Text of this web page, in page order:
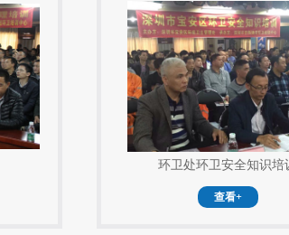
环卫处环卫安全知识培
查看+